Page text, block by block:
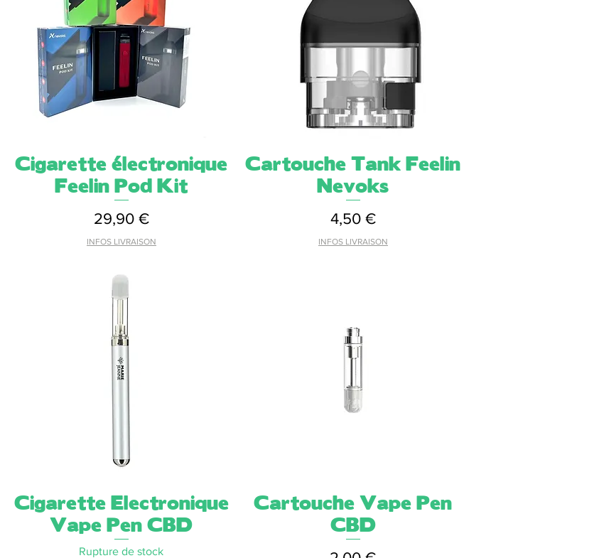
Aperçu rapide
Cigarette électronique
Feelin Pod Kit
Prix
29,90 €
INFOS LIVRAISON
Aperçu rapide
Cartouche Tank Feelin
Nevoks
Prix
4,50 €
INFOS LIVRAISON
Aperçu rapide
Cigarette Electronique
Vape Pen CBD
Rupture de stock
Aperçu rapide
Cartouche Vape Pen
CBD